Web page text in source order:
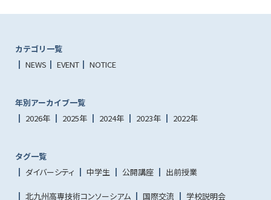
カテゴリ一覧
NEWS
EVENT NOTICE
年別アーカイブ一覧
2026年
2025年 2024年 2023年 2022年
タグ一覧
ダイバーシティ
中学生 公開講座 出前授業
北九州高専技術コンソーシアム 国際交流 学校説明会